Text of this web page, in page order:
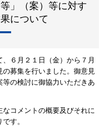
」（案）等に対す
について
６月２１日（金）から７月
の募集を行いました。御意見
の検討に御協力いただきあ
コメントの概要及びそれに
す。